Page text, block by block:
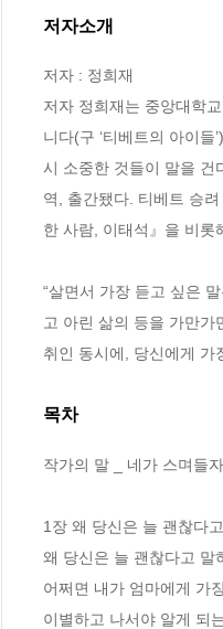
저자소개
저자 : 정희재
저자 정희재는 중앙대학
니다(구 ‘티베트의 아이
시 소중한 것들이 말을 건
역, 출간됐다. 티베트 승
한 사람, 이태석』을 비
“살면서 가장 듣고 싶은
고 아린 삶의 등을 가만
취인 동시에, 당신에게 가
목차
작가의 말 _ 네가 스며들
1장 왜 당신은 늘 괜찮다
왜 당신은 늘 괜찮다고 말
어쩌면 내가 엄마에게 가
이별하고 나서야 알게 되